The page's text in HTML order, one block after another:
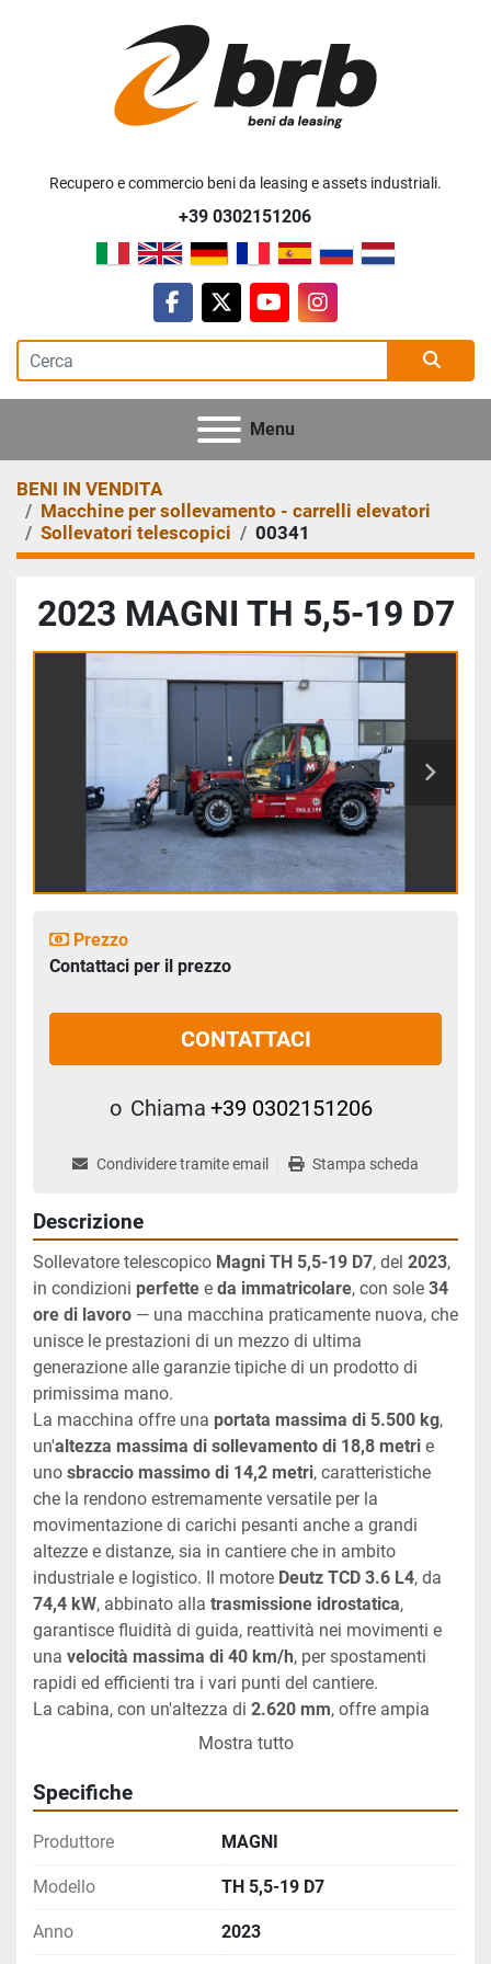
Recupero e commercio beni da leasing e assets industriali.
+39 0302151206
facebook
twitteryoutubeinstagram
Menu
BENI IN VENDITA
Macchine per sollevamento - carrelli elevatori
Sollevatori telescopici
00341
2023 MAGNI TH 5,5-19 D7
Prezzo
Contattaci per il prezzo
CONTATTACI
o Chiama +39 0302151206
Condividere tramite email Stampa scheda
Descrizione
Sollevatore telescopico Magni TH 5,5-19 D7, del 2023,
in condizioni perfette e da immatricolare, con sole 34
ore di lavoro — una macchina praticamente nuova, che
unisce le prestazioni di un mezzo di ultima
generazione alle garanzie tipiche di un prodotto di
primissima mano.
La macchina offre una portata massima di 5.500 kg,
un'altezza massima di sollevamento di 18,8 metri e
uno sbraccio massimo di 14,2 metri, caratteristiche
che la rendono estremamente versatile per la
movimentazione di carichi pesanti anche a grandi
altezze e distanze, sia in cantiere che in ambito
industriale e logistico. Il motore Deutz TCD 3.6 L4
74,4 kW, abbinato alla trasmissione idrostatica,
garantisce fluidità di guida, reattività nei movimenti e
una velocità massima di 40 km/h, per spostamenti
rapidi ed efficienti tra i vari punti del cantiere.
La cabina, con un'altezza di 2.620 mm, offre ampia
visibilità e comfort operativo, elementi fondamentali
radiocomando Autec J6P, per il controllo remoto delle
funzioni principali, aumentando ulteriormente la
sicurezza e la flessibilità operativa in fase di manovra
e posizionamento dei carichi.
Mostra tutto
Specifiche
Produttore MAGNI
Modello TH 5,5-19 D7
Anno 2023